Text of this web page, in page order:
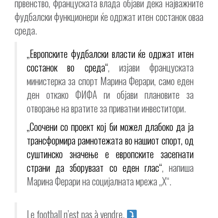
првенство, француската влада објави дека најважните
фудбалски функционери ќе одржат итен состанок оваа
среда.
„Европските фудбалски власти ќе одржат итен
состанок во среда“, изјави француската
министерка за спорт Марина Ферари, само еден
ден откако ФИФА ги објави плановите за
отворање на вратите за приватни инвеститори.
„Соочени со проект кој би можел длабоко да ја
трансформира рамнотежата во нашиот спорт, од
суштинско значење е европските засегнати
страни да зборуваат со еден глас“, напиша
Марина Ферари на социјалната мрежа „X“.
Le football n’est pas à vendre.